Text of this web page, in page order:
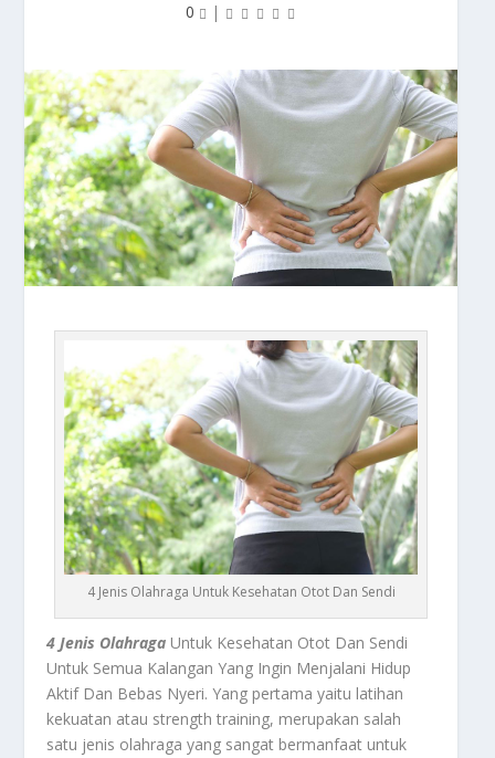
0
|
4 Jenis Olahraga Untuk Kesehatan Otot Dan Sendi
4 Jenis Olahraga Untuk Kesehatan Otot Dan Sendi
Untuk Semua Kalangan Yang Ingin Menjalani Hidup
Aktif Dan Bebas Nyeri. Yang pertama yaitu latihan
kekuatan atau strength training, merupakan salah
satu jenis olahraga yang sangat bermanfaat untuk